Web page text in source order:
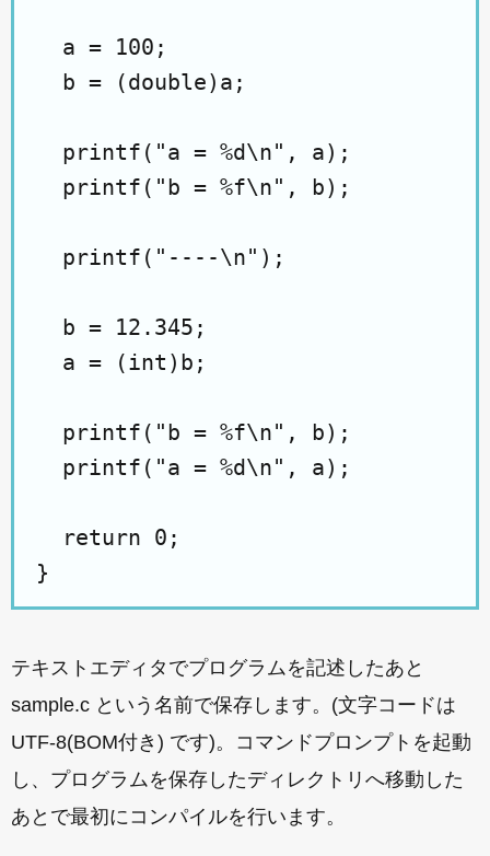
  a = 100;
  b = (double)a;
  printf("a = %d\n", a);
  printf("b = %f\n", b);
  printf("----\n");
  b = 12.345;
  a = (int)b;
  printf("b = %f\n", b);
  printf("a = %d\n", a);
  return 0;
テキストエディタでプログラムを記述したあと
sample.c という名前で保存します。(文字コードは
UTF-8(BOM付き) です)。コマンドプロンプトを起動
し、プログラムを保存したディレクトリへ移動した
あとで最初にコンパイルを行います。